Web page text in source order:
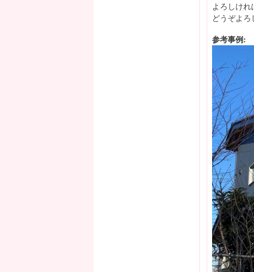
よろしけれ
どうぞよろ
参考事例: